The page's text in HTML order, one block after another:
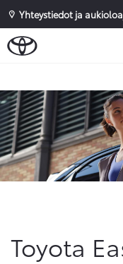
Yhteystiedot ja
Toyota